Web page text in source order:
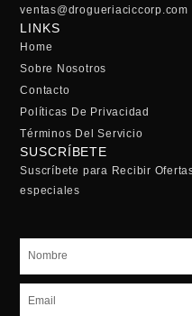
ventas@drogueriaciccorp.com
LINKS
Home
Sobre Nosotros
Contacto
Políticas De Privacidad
Términos Del Servicio
SUSCRÍBETE
Suscríbete para Recibir
especiales
Nombre
Email